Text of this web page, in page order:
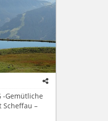
-Gemütliche
Scheffau –